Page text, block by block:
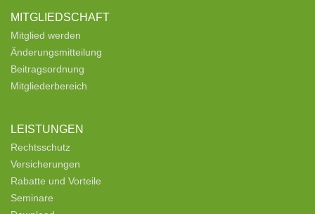
MITGLIEDSCHAFT
Mitglied werden
Änderungsmitteilung
Beitragsordnung
Mitgliederbereich
LEISTUNGEN
Rechtsschutz
Versicherungen
Rabatte und Vorteile
Seminare